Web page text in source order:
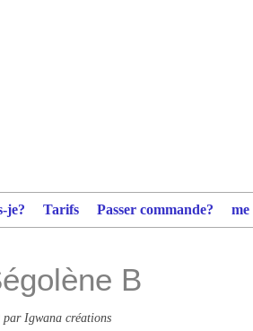
je? Tarifs Passer commande?
B
par Igwana créations